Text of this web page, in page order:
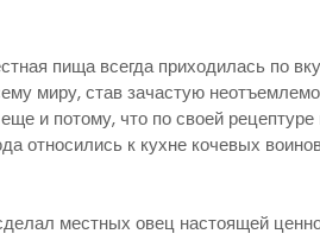
пища всегда приходилась по
миру, став зачастую
и потому, что по своей рецептуре
относились к кухне кочевых
местных овец настоящей